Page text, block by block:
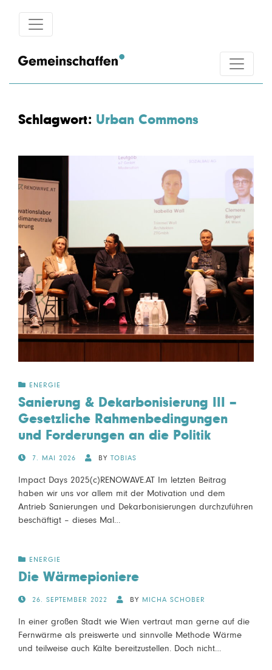
Schlagwort: Urban Commons
ENERGIE
Sanierung & Dekarbonisierung III –
Gesetzliche Rahmenbedingungen
und Forderungen an die Politik
POSTED7. MAI 2026 BY TOBIAS
Impact Days 2025(c)RENOWAVE.AT Im letzten Beitrag
haben wir uns vor allem mit der Motivation und dem
Antrieb Sanierungen und Dekarbonisierungen durchzuführen
beschäftigt – dieses Mal…
ENERGIE
Die Wärmepioniere
POSTED26. SEPTEMBER 2022 BY MICHA SCHOBER
In einer großen Stadt wie Wien vertraut man gerne auf die
Fernwärme als preiswerte und sinnvolle Methode Wärme
und teilweise auch Kälte bereitzustellen. Doch nicht…